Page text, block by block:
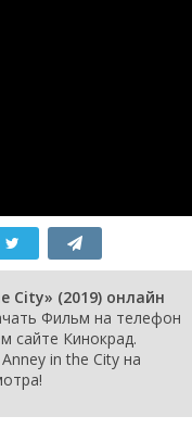
City» (2019) онлайн
Фильм на телефон
сайте Кинокрад.
in the City на